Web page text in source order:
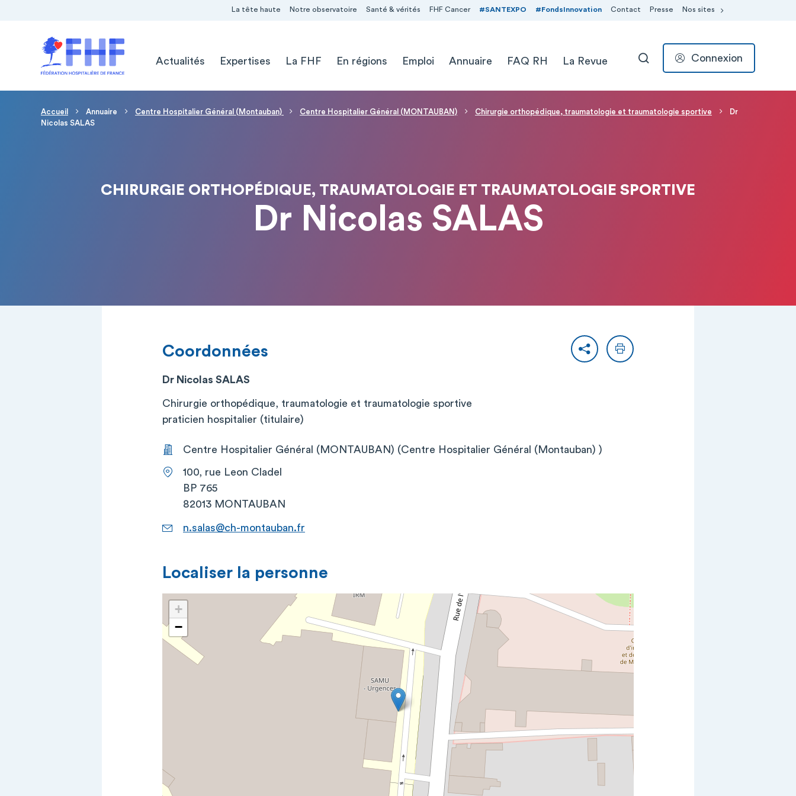
La tête haute Notre observatoire Santé & vérités FHF Cancer #SANTEXPO #FondsInnovation Contact Presse Nos sites
Actualités
Expertises La FHF En régions Emploi Annuaire FAQ RH La Revue RECHERCHER
Connexion
Fil d'Ariane
Accueil Annuaire Centre Hospitalier Général (Montauban) Centre Hospitalier Général (MONTAUBAN) Chirurgie orthopédique, traumatologie et traumatologie sportive
Dr
Nicolas SALAS
CHIRURGIE ORTHOPÉDIQUE, TRAUMATOLOGIE ET TRAUMATOLOGIE SPORTIVE
Dr Nicolas SALAS
PartagerImprimer
Coordonnées
Dr Nicolas SALAS
Chirurgie orthopédique, traumatologie et traumatologie sportive
praticien hospitalier (titulaire)
Centre Hospitalier Général (MONTAUBAN) (Centre Hospitalier Général (Montauban) )
100, rue Leon Cladel
BP 765
82013 MONTAUBAN
n.salas@ch-montauban.fr
Localiser la personne
+
−